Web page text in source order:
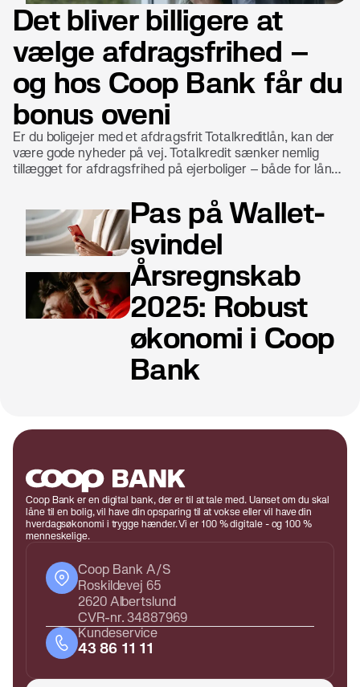
Det bliver billigere at
vælge afdragsfrihed –
og hos Coop Bank får du
bonus oveni
Er du boligejer med et afdragsfrit Totalkreditlån, kan der
være gode nyheder på vej. Totalkredit sænker nemlig
tillægget for afdragsfrihed på ejerboliger – både for lån
fleksibilitet i sin boligøkonomi. Hos Coop Bank betyder det
ikke kun lavere omkostninger. Her får du som boligejer
også en ekstra fordel: bonus til at handle i Coops butikker.
Pas på Wallet-
svindel
Årsregnskab
2025: Robust
økonomi i Coop
Bank
Coop Bank er en digital bank, der er til at tale med. Uanset om du skal
låne til en bolig, vil have din opsparing til at vokse eller vil have din
hverdagsøkonomi i trygge hænder. Vi er 100 % digitale - og 100 %
menneskelige.
Coop Bank A/S
Roskildevej 65
2620 Albertslund
CVR-nr. 34887969
Kundeservice
43 86 11 11